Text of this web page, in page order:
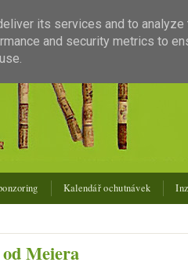
Kalendář ochutnávek
Meiera
its services and to analyze
and security metrics to